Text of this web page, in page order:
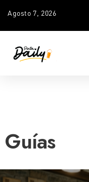
Agosto 7, 2026
Guías